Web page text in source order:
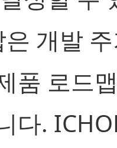
개발
품 로드
다.